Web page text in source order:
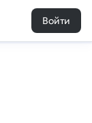
Войти
3 0